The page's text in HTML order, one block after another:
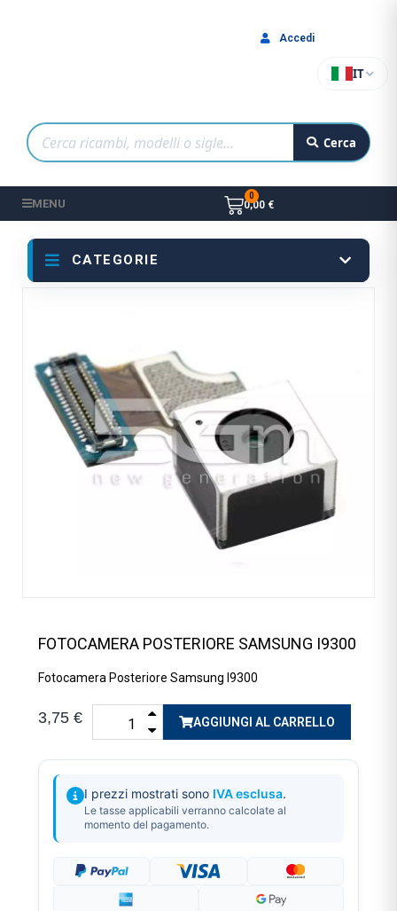
Cerca
IT
Accedi
MENU 0,00 €
CATEGORIE
FOTOCAMERA POSTERIORE SAMSUNG I9300
Fotocamera Posteriore Samsung I9300
3,75 € AGGIUNGI AL CARRELLO
I prezzi mostrati sono IVA esclusa.
Le tasse applicabili verranno calcolate al
momento del pagamento.